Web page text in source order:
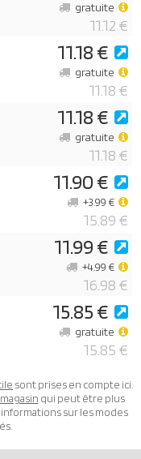
11.12 €
gratuite
11.18 €
11.18 €
gratuite
11.18 €
11.18 €
gratuite
11.90 €
15.89 €
+3.99 €
11.99 €
16.98 €
+4.99 €
15.85 €
15.85 €
gratuite
sont prises en compte ici.
qui peut être plus
sur les modes